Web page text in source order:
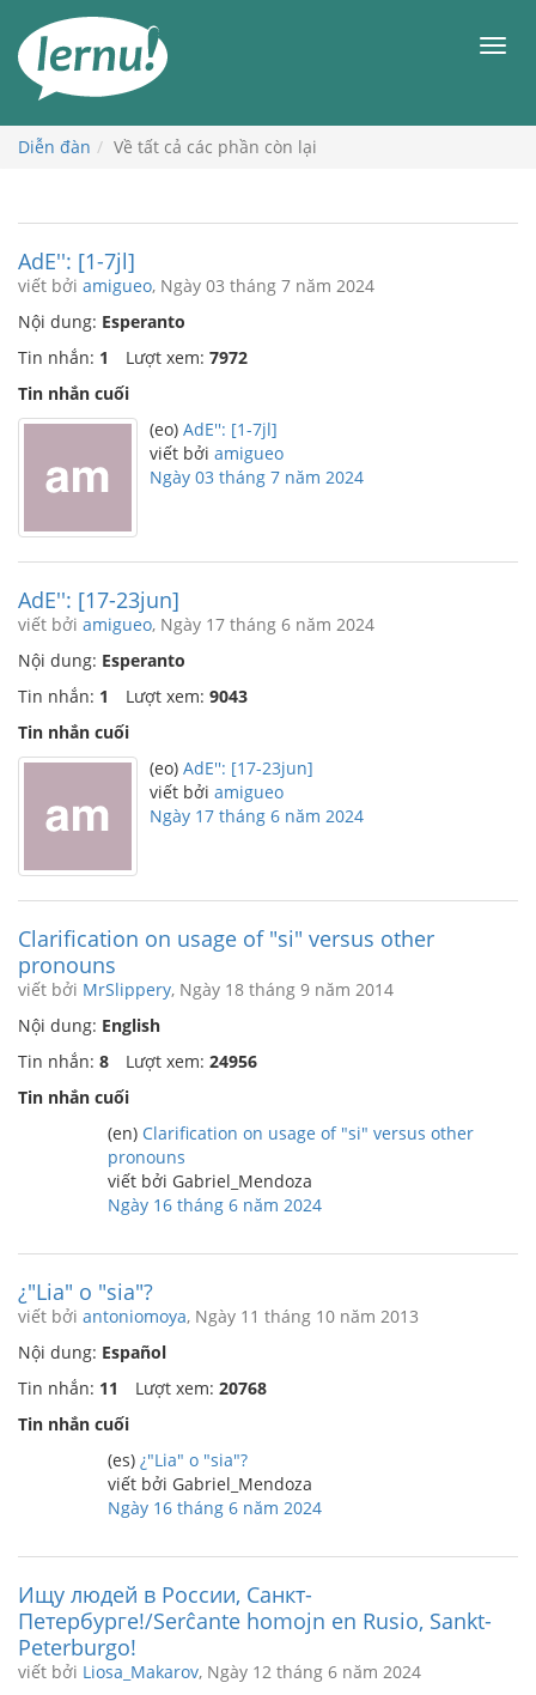
đến
phần
dung
Diễn đàn Về tất cả các phần còn lại
AdE'': [1-7jl]
viết bởi amigueo, Ngày 03 tháng 7 năm 2024
Nội dung: Esperanto
Tin nhắn: 1 Lượt xem: 7972
Tin nhắn cuối
(eo) AdE'': [1-7jl]
viết bởi amigueo
Ngày 03 tháng 7 năm 2024
AdE'': [17-23jun]
viết bởi amigueo, Ngày 17 tháng 6 năm 2024
Nội dung: Esperanto
Tin nhắn: 1 Lượt xem: 9043
Tin nhắn cuối
(eo) AdE'': [17-23jun]
viết bởi amigueo
Ngày 17 tháng 6 năm 2024
Clarification on usage of "si" versus other
pronouns
viết bởi MrSlippery, Ngày 18 tháng 9 năm 2014
Nội dung: English
Tin nhắn: 8 Lượt xem: 24956
Tin nhắn cuối
(en) Clarification on usage of "si" versus other
pronouns
viết bởi Gabriel_Mendoza
Ngày 16 tháng 6 năm 2024
¿"Lia" o "sia"?
viết bởi antoniomoya, Ngày 11 tháng 10 năm 2013
Nội dung: Español
Tin nhắn: 11 Lượt xem: 20768
Tin nhắn cuối
(es) ¿"Lia" o "sia"?
viết bởi Gabriel_Mendoza
Ngày 16 tháng 6 năm 2024
Ищу людей в России, Санкт-
Петербурге!/Serĉante homojn en Rusio, Sankt-
Peterburgo!
viết bởi Liosa_Makarov, Ngày 12 tháng 6 năm 2024